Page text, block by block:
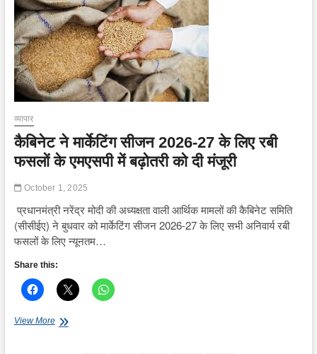
1.41
लाख
लोगों
को
रोजगार
मिलने
की
उम्मीद
:
व्यापार
कैबिनेट ने मार्केटिंग सीजन 2026-27 के लिए रबी
फसलों के एमएसपी में बढ़ोतरी को दी मंजूरी
October 1, 2025
प्रधानमंत्री नरेंद्र मोदी की अध्यक्षता वाली आर्थिक मामलों की कैबिनेट समिति
(सीसीईए) ने बुधवार को मार्केटिंग सीजन 2026-27 के लिए सभी अनिवार्य रबी
फसलों के लिए न्यूनतम…
Share this:
View Moreकैबिनेट